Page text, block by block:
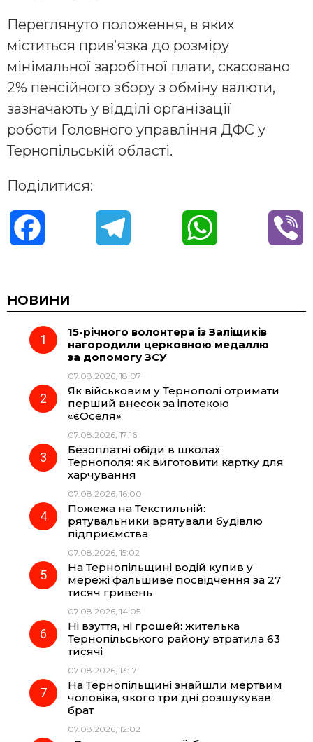
Переглянуто положення, в яких
міститься прив’язка до розміру
мінімальної заробітної плати, скасовано
2% пенсійного збору з обміну валюти,
зазначають у відділі організації
роботи Головного управління ДФС у
Тернопільській області.
Поділитися:
c
e
o
k
e
g
r
a
m
t
A
НОВИНИ
15-річного волонтера із Заліщиків
нагородили церковною медаллю
за допомогу ЗСУ
07.08.2026, 18:07
Як військовим у Тернополі отримати
перший внесок за іпотекою
«єОселя»
07.08.2026, 17:16
Безоплатні обіди в школах
Тернополя: як виготовити картку для
харчування
07.08.2026, 16:00
Пожежа на Текстильній:
рятувальники врятували будівлю
підприємства
07.08.2026, 15:02
На Тернопільщині водій купив у
мережі фальшиве посвідчення за 27
тисяч гривень
07.08.2026, 14:05
Ні взуття, ні грошей: жителька
Тернопільського району втратила 63
тисячі
07.08.2026, 13:17
На Тернопільщині знайшли мертвим
чоловіка, якого три дні розшукував
брат
07.08.2026, 12:02